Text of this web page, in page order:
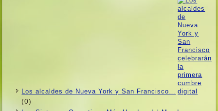
Los alcaldes de Nueva York y San Francisco…
(0)